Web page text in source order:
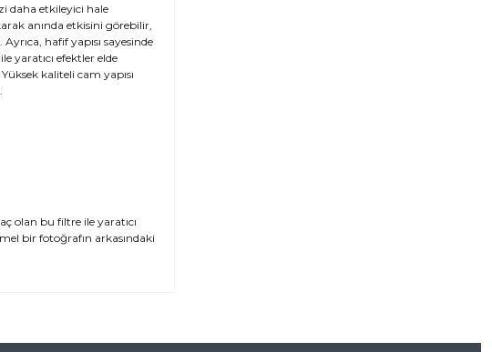
daha etkileyici hale
anında etkisini görebilir,
hafif yapısı sayesinde
yaratıcı efektler elde
kaliteli cam yapısı
olan bu filtre ile yaratıcı
bir fotoğrafın arkasındaki